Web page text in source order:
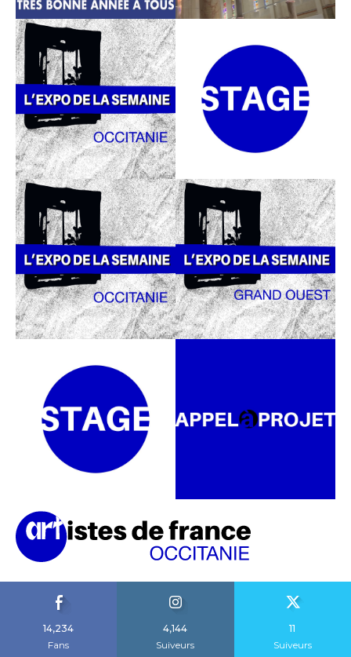
14,234
Fans
4,144
Suiveurs
11
Suiveurs